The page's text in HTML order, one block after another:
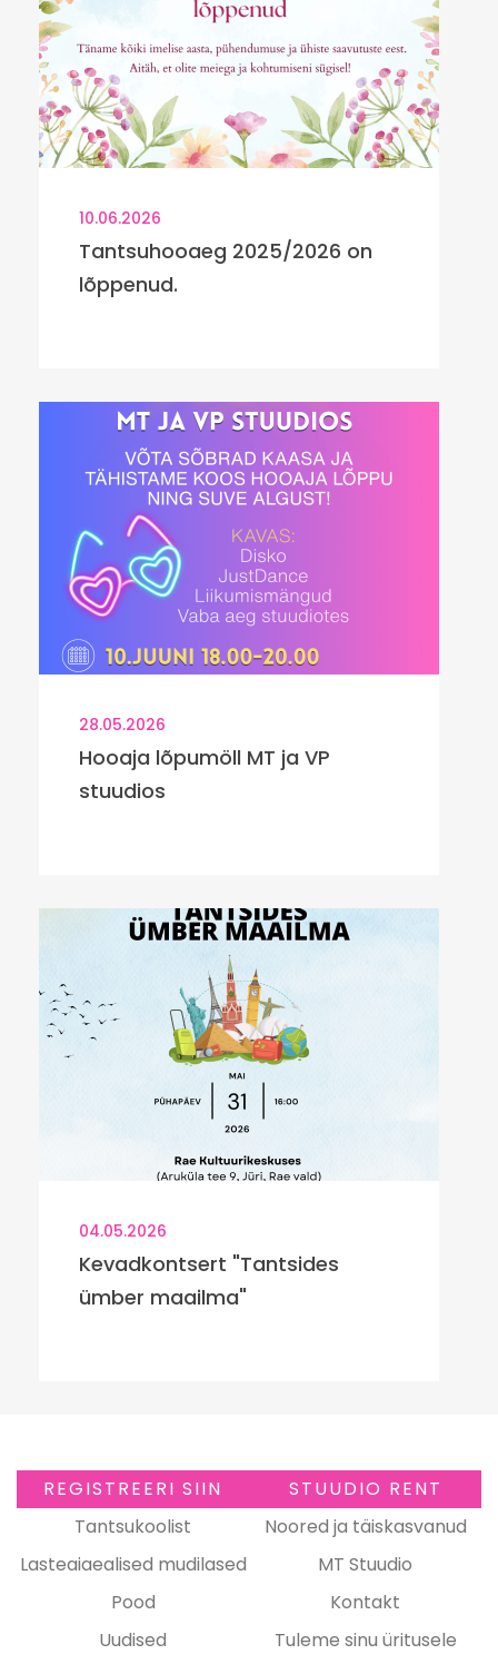
10.06.2026
Tantsuhooaeg 2025/2026 on
lõppenud.
28.05.2026
Hooaja lõpumöll MT ja VP
stuudios
04.05.2026
Kevadkontsert "Tantsides
ümber maailma"
REGISTREERI SIIN
STUUDIO RENT
Tantsukoolist
Noored ja täiskasvanud
Lasteaiaealised mudilased
MT Stuudio
Pood
Kontakt
Uudised
Tuleme sinu üritusele